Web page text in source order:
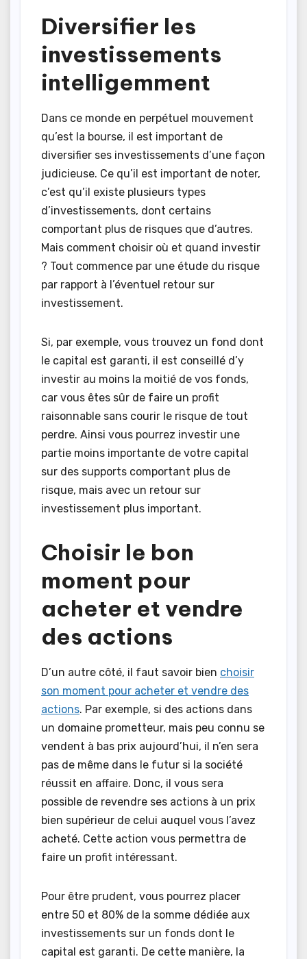
Diversifier les
investissements
intelligemment
Dans ce monde en perpétuel mouvement
qu’est la bourse, il est important de
diversifier ses investissements d’une façon
judicieuse. Ce qu’il est important de noter,
c’est qu’il existe plusieurs types
d’investissements, dont certains
comportant plus de risques que d’autres.
Mais comment choisir où et quand investir
? Tout commence par une étude du risque
par rapport à l’éventuel retour sur
investissement.
Si, par exemple, vous trouvez un fond dont
le capital est garanti, il est conseillé d’y
investir au moins la moitié de vos fonds,
car vous êtes sûr de faire un profit
raisonnable sans courir le risque de tout
perdre. Ainsi vous pourrez investir une
partie moins importante de votre capital
sur des supports comportant plus de
risque, mais avec un retour sur
investissement plus important.
Choisir le bon
moment pour
acheter et vendre
des actions
D’un autre côté, il faut savoir bien choisir
son moment pour acheter et vendre des
actions. Par exemple, si des actions dans
un domaine prometteur, mais peu connu se
vendent à bas prix aujourd’hui, il n’en sera
pas de même dans le futur si la société
réussit en affaire. Donc, il vous sera
possible de revendre ses actions à un prix
bien supérieur de celui auquel vous l’avez
acheté. Cette action vous permettra de
faire un profit intéressant.
Pour être prudent, vous pourrez placer
entre 50 et 80% de la somme dédiée aux
investissements sur un fonds dont le
capital est garanti. De cette manière, la